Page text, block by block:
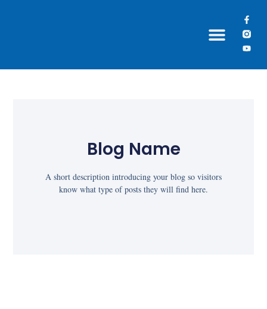
Blog Name
A short description introducing your blog so visitors
know what type of posts they will find here.